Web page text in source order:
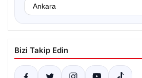
Bizi Takip Edin